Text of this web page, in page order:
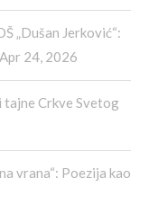
„Dušan Jerković“:
Apr 24, 2026
tajne Crkve Svetog
vrana“: Poezija kao